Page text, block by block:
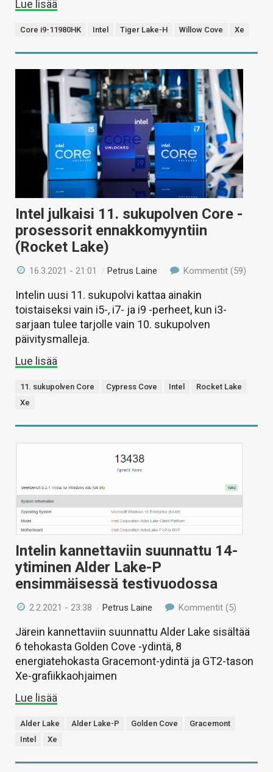
Lue lisää
Core i9-11980HK Intel Tiger Lake-H Willow Cove Xe
Intel julkaisi 11. sukupolven Core -
prosessorit ennakkomyyntiin
(Rocket Lake)
16.3.2021 - 21:01 /Petrus Laine Kommentit (59)
Intelin uusi 11. sukupolvi kattaa ainakin
toistaiseksi vain i5-, i7- ja i9 -perheet, kun i3-
sarjaan tulee tarjolle vain 10. sukupolven
päivitysmalleja.
Lue lisää
11. sukupolven Core Cypress Cove Intel
Rocket Lake
Xe
Intelin kannettaviin suunnattu 14-
ytiminen Alder Lake-P
ensimmäisessä testivuodossa
2.2.2021 - 23:38 /Petrus Laine Kommentit (5)
Järein kannettaviin suunnattu Alder Lake sisältää
6 tehokasta Golden Cove -ydintä, 8
energiatehokasta Gracemont-ydintä ja GT2-tason
Xe-grafiikkaohjaimen
Lue lisää
Alder Lake Alder Lake-P Golden Cove
Gracemont
Intel
Xe